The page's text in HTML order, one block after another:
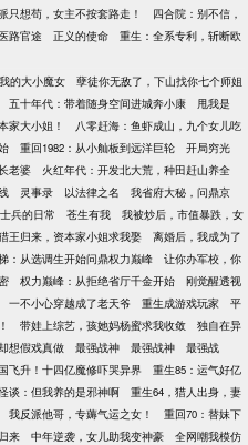
只想苟，女主不按套路走！
四合院：别不信，
路官途 正义的使命
重生：全系专利，斩断欧
我的大小魔女
孽徒你无敌了，下山找你七个师姐
五十年代：带着随身空间进城奔小康
甩我是
家大小姐！
八零赶海：鱼虾成山，九个女儿吃
重回1982：从小舢板到远洋巨轮
开局穷光
老婆
火红年代：开发北大荒，种田赶山养全
灵事录 以法律之名
我省府大秘，问鼎京
兵的日常 苍生有我
我被炒后，市值暴跌，女
王归来，资本家小姐求我娶
离婚后，我成为了
：从选调生开始问鼎权力巅峰
让你办军校，你
权力巅峰：从拒绝省厅千金开始
刚觉醒透视
一不小心穿越成了老天爷 重生成游戏玩家
平
带娃上综艺，孩她妈杨蜜求我收敛
独自在异
想假戏真做 最强战神 最强战神
最强战
飞升！十四亿魔修吓哭异界
重生85：运气好亿
谈：但我养的是邪神啊
重生64，猎人出身，妻
我反派他哥，专薅气运之女！
重回70：替妹下
来 中年逆袭，女儿助我变神豪
全网嘲我模仿